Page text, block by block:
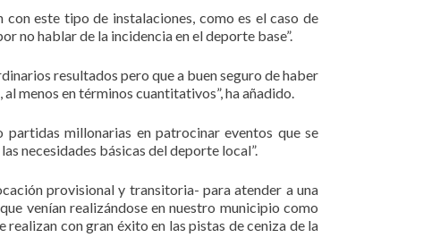
este tipo de instalaciones, como es el caso de
no hablar de la incidencia en el deporte base”.
resultados pero que a buen seguro de haber
menos en términos cuantitativos”, ha añadido.
partidas millonarias en patrocinar eventos que se
necesidades básicas del deporte local”.
provisional y transitoria- para atender a una
venían realizándose en nuestro municipio como
con gran éxito en las pistas de ceniza de la